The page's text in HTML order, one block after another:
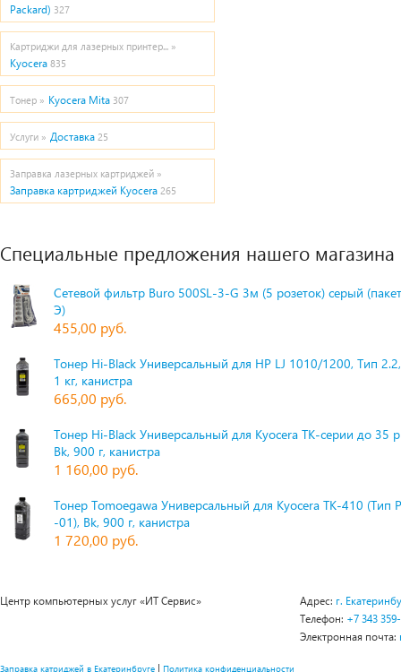
Packard) 327
Картриджи для лазерных принтер... »
Kyocera 835
Тонер » Kyocera Mita 307
Услуги » Доставка 25
Заправка лазерных картриджей »
Заправка картриджей Kyocera 265
Специальные предложения нашего магазина
Сетевой фильтр Buro 500SL-3-G 3м (5 розеток) серый
Э)
455,00 руб.
Тонер Hi-Black Универсальный для HP LJ 1010/1200, Тип
1 кг, канистра
665,00 руб.
Тонер Hi-Black Универсальный для Kyocera TK-серии до 35
Bk, 900 г, канистра
1 160,00 руб.
Тонер Tomoegawa Универсальный для Kyocera TK-410 (Тип
-01), Bk, 900 г, канистра
1 720,00 руб.
Центр компьютерных услуг «ИТ Сервис» Адрес: г.
Телефон: +7 343
Электронная почта:
Заправка катриджей в Екатеринбруге | Политика конфиденциальности